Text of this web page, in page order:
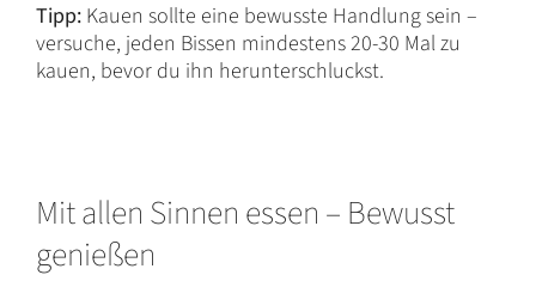
Tipp:Kauen sollte eine bewusste Handlung sein –
versuche, jeden Bissen mindestens 20-30 Mal zu
kauen, bevor du ihn herunterschluckst.
Mit allen Sinnen essen – Bewusst
genießen